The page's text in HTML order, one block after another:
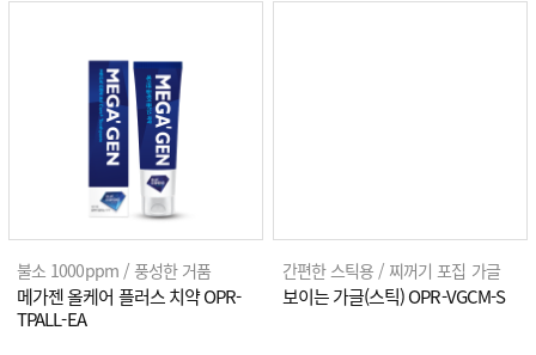
불소 1000ppm / 풍성한 거품
메가젠 올케어 플러스 치약 OPR-
TPALL-EA
간편한 스틱용 / 찌꺼기 포집 가글
보이는 가글(스틱) OPR-VGCM-S
오프리케어
스토리